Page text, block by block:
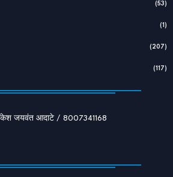
(53)
(1)
(207)
(117)
जॉकेश जयवंत आदाटे / 8007341168